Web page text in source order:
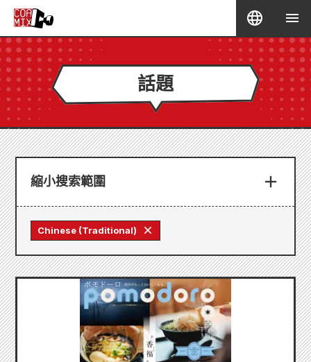
話題
縮小搜索範圍
Chinese (Traditional)